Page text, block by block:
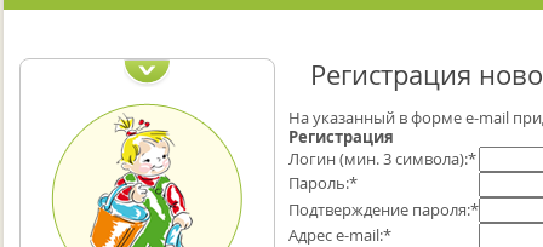
программы
Регистрация
На указанный в форме e-mail
Регистрация
Логин (мин. 3 символа):*
Пароль:*
Подтверждение пароля:*
Адрес e-mail:*